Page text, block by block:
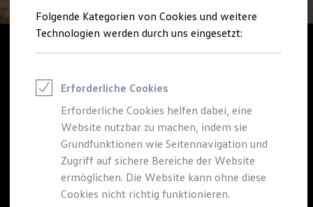
Saisonangebote
Reifenpakete
Leasing
Leasing-Angebote
Elektroauto Leasing
Kleinwagen-Leasing
Leasing ohne Anzahlung
Finanzierung
Autokredit mit Schlussrate
Versicherungen und Garantien
Kfz-Versicherung
Restschuldversicherungen
Garantien
Volkswagen
1,49 %-Finanzierung
Attraktive Finanzierungskonditionen für
ausgewählte gebrauchteGolf undT‑Roc
Modelle.
Folgende Kategorien von Cookies und weitere
Technologien werden durch uns eingesetzt:
Erforderliche Cookies
Erforderliche Cookies helfen dabei, eine
Website nutzbar zu machen, indem sie
Grundfunktionen wie Seitennavigation und
Zugriff auf sichere Bereiche der Website
ermöglichen. Die Website kann ohne diese
Cookies nicht richtig funktionieren.